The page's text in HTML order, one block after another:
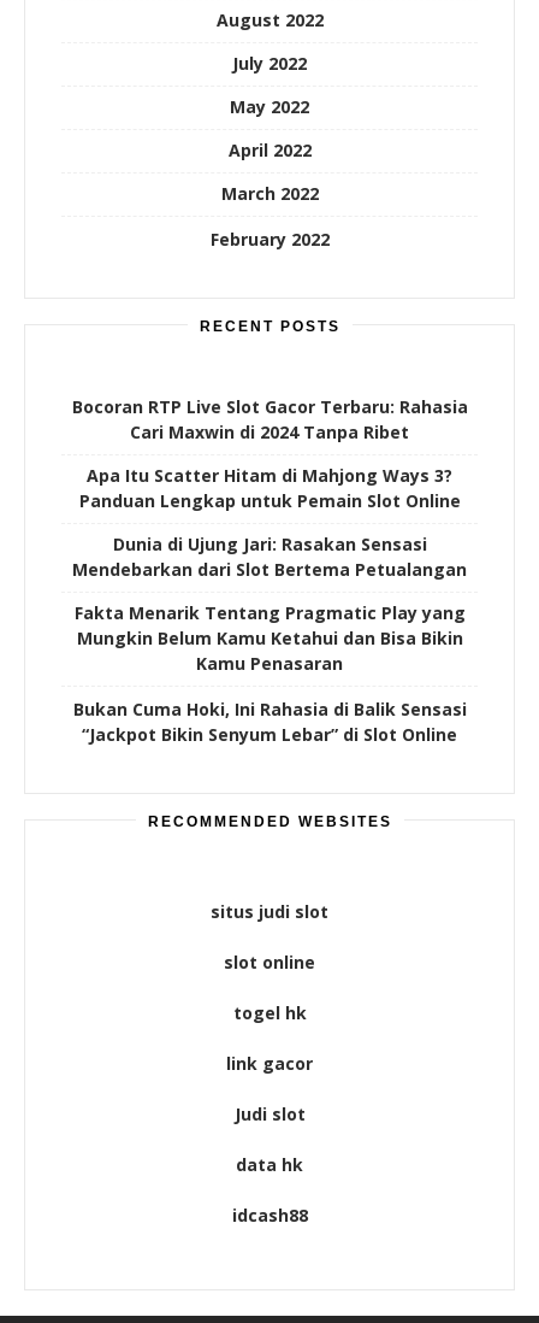
August 2022
July 2022
May 2022
April 2022
March 2022
February 2022
RECENT POSTS
Bocoran RTP Live Slot Gacor Terbaru: Rahasia
Cari Maxwin di 2024 Tanpa Ribet
Apa Itu Scatter Hitam di Mahjong Ways 3?
Panduan Lengkap untuk Pemain Slot Online
Dunia di Ujung Jari: Rasakan Sensasi
Mendebarkan dari Slot Bertema Petualangan
Fakta Menarik Tentang Pragmatic Play yang
Mungkin Belum Kamu Ketahui dan Bisa Bikin
Kamu Penasaran
Bukan Cuma Hoki, Ini Rahasia di Balik Sensasi
“Jackpot Bikin Senyum Lebar” di Slot Online
RECOMMENDED WEBSITES
situs judi slot
slot online
togel hk
link gacor
Judi slot
data hk
idcash88